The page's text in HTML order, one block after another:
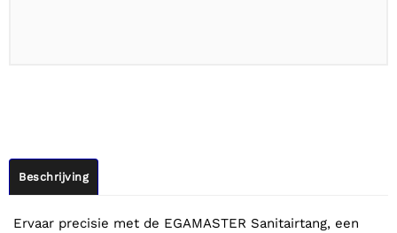
Beschrijving
Ervaar precisie met de EGAMASTER Sanitairtang, een